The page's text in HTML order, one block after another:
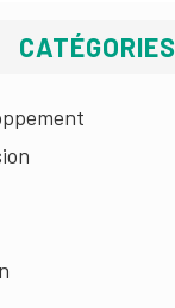
CATÉGORIES